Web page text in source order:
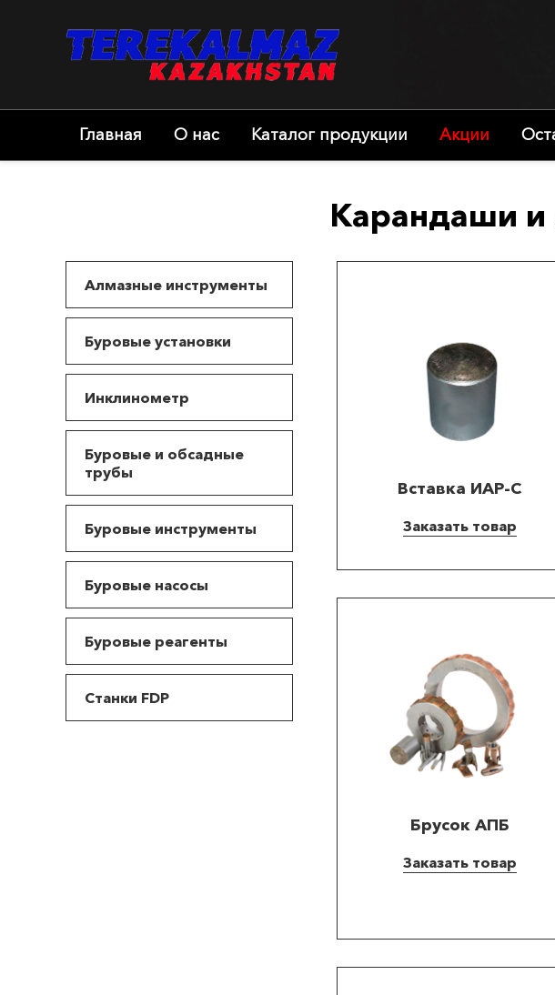
Главная О нас Каталог продукции Акции
Карандаши и
Алмазные инструменты
Буровые установки
Инклинометр
Буровые и обсадные
трубы
Буровые инструменты
Буровые насосы
Буровые реагенты
Станки FDP
Вставка ИАР-С
Заказать товар
Брусок АПБ
Заказать товар